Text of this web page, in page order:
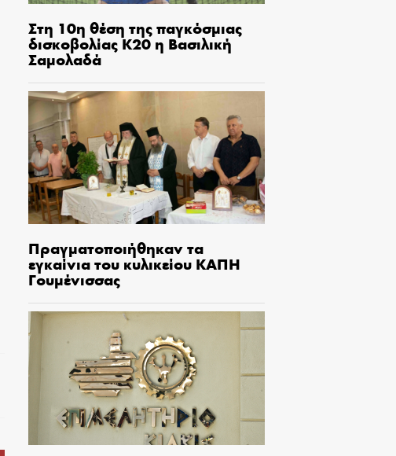
Στη 10η θέση της παγκόσμιας
δισκοβολίας Κ20 η Βασιλική
Σαμολαδά
Πραγματοποιήθηκαν τα
εγκαίνια του κυλικείου ΚΑΠΗ
Γουμένισσας